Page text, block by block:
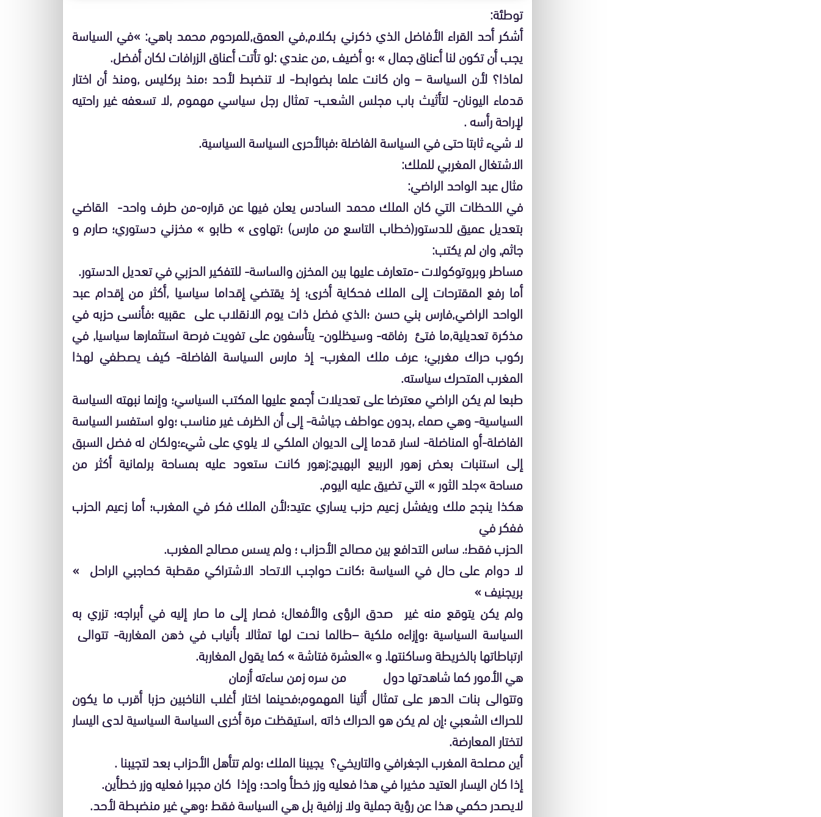
توطئة:
أشكر أحد القراء الأفاضل الذي ذكرني بكلام,في العمق,للمرحوم محمد باهي: »في السياسة
يجب أن تكون لنا أعناق جمال » ؛و أضيف ,من عندي :لو تأتت أعناق الزرافات لكان أفضل.
لماذا؟ لأن السياسة – وان كانت علما بضوابط- لا تنضبط لأحد ؛منذ بركليس ,ومنذ أن اختار
قدماء اليونان- لتأثيث باب مجلس الشعب- تمثال رجل سياسي مهموم ,لا تسعفه غير راحتيه
لإراحة رأسه .
لا شيء ثابتا حتى في السياسة الفاضلة ؛فبالأحرى السياسة السياسية.
الاشتغال المغربي للملك:
مثال عبد الواحد الراضي:
في اللحظات التي كان الملك محمد السادس يعلن فيها عن قراره-من طرف واحد- القاضي
بتعديل عميق للدستور(خطاب التاسع من مارس) ؛تهاوى » طابو » مخزني دستوري؛ صارم و
جاثم, وان لم يكتب:
مساطر وبروتوكولات -متعارف عليها بين المخزن والساسة- للتفكير الحزبي في تعديل الدستور.
أما رفع المقترحات إلى الملك فحكاية أخرى؛ إذ يقتضي إقداما سياسيا ,أكثر من إقدام عبد
الواحد الراضي,فارس بني حسن ؛الذي فضل ذات يوم الانقلاب على عقبيه ؛فأنسى حزبه في
مذكرة تعديلية,ما فتئ رفاقه- وسيظلون- يتأسفون على تفويت فرصة استثمارها سياسيا, في
ركوب حراك مغربي؛ عرف ملك المغرب- إذ مارس السياسة الفاضلة- كيف يصطفي لهذا
المغرب المتحرك سياسته.
طبعا لم يكن الراضي معترضا على تعديلات أجمع عليها المكتب السياسي؛ وإنما نبهته السياسة
السياسية- وهي صماء ,بدون عواطف جياشة- إلى أن الظرف غير مناسب ؛ولو استفسر السياسة
الفاضلة-أو المناضلة- لسار قدما إلى الديوان الملكي لا يلوي على شيء؛ولكان له فضل السبق
إلى استنبات بعض زهور الربيع البهيج:زهور كانت ستعود عليه بمساحة برلمانية أكثر من
مساحة »جلد الثور » التي تضيق عليه اليوم.
هكذا ينجح ملك ويفشل زعيم حزب يساري عتيد؛لأن الملك فكر في المغرب؛ أما زعيم الحزب
ففكر في
الحزب فقط؛. ساس التدافع بين مصالح الأحزاب ؛ ولم يسس مصالح المغرب.
لا دوام على حال في السياسة ؛كانت حواجب الاتحاد الاشتراكي مقطبة كحاجبي الراحل »
بريجنيف »
ولم يكن يتوقع منه غير صدق الرؤى والأفعال؛ فصار إلى ما صار إليه في أبراجه؛ تزري به
السياسة السياسية ؛وإزاءه ملكية –طالما نحت لها تمثالا بأنياب في ذهن المغاربة- تتوالى
ارتباطاتها بالخريطة وساكنتها. و »العشرة فتاشة » كما يقول المغاربة.
هي الأمور كما شاهدتها دول من سره زمن ساءته أزمان
وتتوالى بنات الدهر على تمثال أثينا المهموم؛فحينما اختار أغلب الناخبين حزبا أقرب ما يكون
للحراك الشعبي ؛إن لم يكن هو الحراك ذاته ,استيقظت مرة أخرى السياسة السياسية لدى اليسار
لتختار المعارضة.
أين مصلحة المغرب الجغرافي والتاريخي؟ يجيبنا الملك ؛ولم تتأهل الأحزاب بعد لتجيبنا .
إذا كان اليسار العتيد مخيرا في هذا فعليه وزر خطأ واحد؛ وإذا كان مجبرا فعليه وزر خطأين.
لايصدر حكمي هذا عن رؤية جملية ولا زرافية بل هي السياسة فقط ؛وهي غير منضبطة لأحد.